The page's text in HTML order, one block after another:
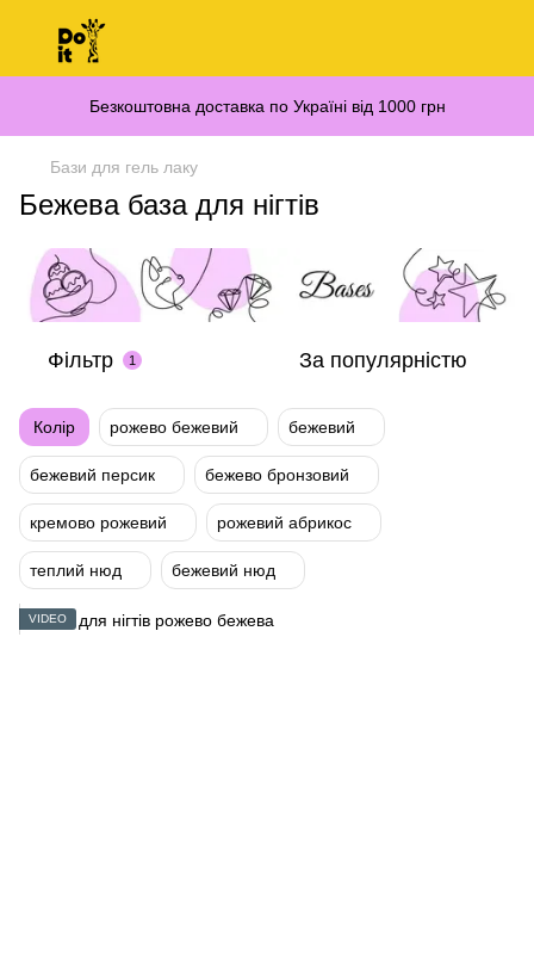
Безкоштовна доставка по Україні від 1000 грн
Бази для гель лаку
Бежева база для нігтів
Фільтр 1 За популярністю
Колір рожево бежевий бежевий
бежевий персик бежево бронзовий
кремово рожевий рожевий абрикос
теплий нюд бежевий нюд
VIDEO